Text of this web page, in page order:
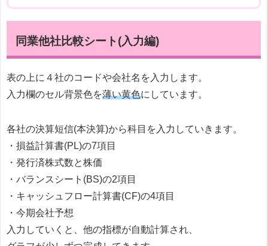
同業他社比較シート(入力編)
表の上に４社のコードや会社名を入力します。
入力欄のセル背景色を薄い黄色にしています。
各社の決算短信(本決算)から科目を入力していきます。
・損益計算書(PL)の7項目
・発行済株式数と株価
・バランスシート(BS)の2項目
・キャッシュフロー計算書(CF)の4項目
・今期会社予想
入力していくと、他の指標が自動計算され、